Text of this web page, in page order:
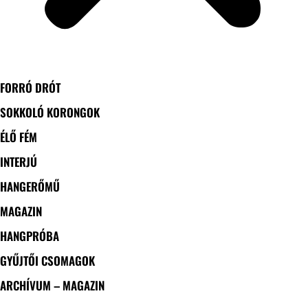
FORRÓ DRÓT
SOKKOLÓ KORONGOK
ÉLŐ FÉM
INTERJÚ
HANGERŐMŰ
MAGAZIN
HANGPRÓBA
GYŰJTŐI CSOMAGOK
ARCHÍVUM – MAGAZIN